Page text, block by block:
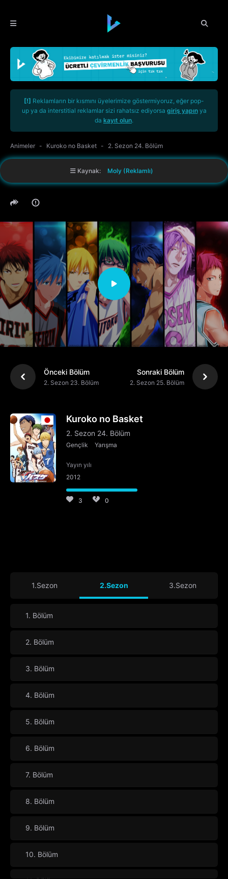
[!] Reklamların bir kısmını üyelerimize göstermiyoruz, eğer pop-
up ya da interstitial reklamlar sizi rahatsız ediyorsa giriş yapınya
da kayıt olun.
Animeler Kuroko no Basket 2. Sezon 24. Bölüm
Kaynak: Moly (Reklamlı)
Önceki Bölüm
2. Sezon 23. Bölüm
Sonraki Bölüm
2. Sezon 25. Bölüm
Kuroko no Basket
2. Sezon 24. Bölüm
Gençlik Yarışma
Yayın yılı
2012
3 0
1.Sezon 2.Sezon 3.Sezon
1. Bölüm
2. Bölüm
3. Bölüm
4. Bölüm
5. Bölüm
6. Bölüm
7. Bölüm
8. Bölüm
9. Bölüm
10. Bölüm